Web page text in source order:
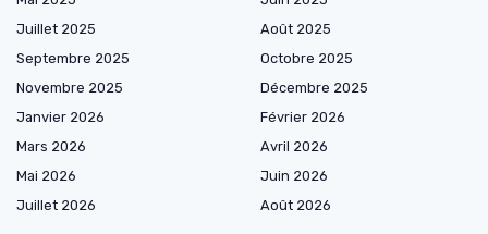
Juillet 2025
Août 2025
Septembre 2025
Octobre 2025
Novembre 2025
Décembre 2025
Janvier 2026
Février 2026
Mars 2026
Avril 2026
Mai 2026
Juin 2026
Juillet 2026
Août 2026